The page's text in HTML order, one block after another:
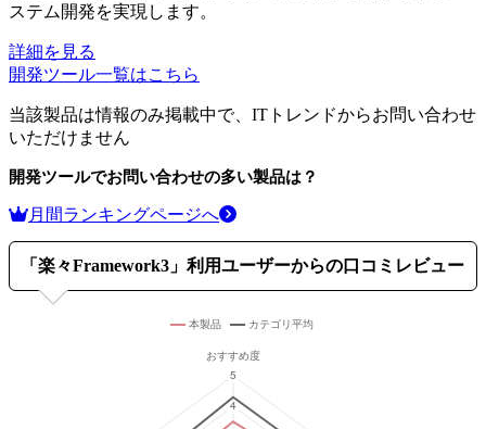
ステム開発を実現します。
詳細を見る
開発ツール一覧はこちら
当該製品は情報のみ掲載中で、ITトレンドからお問い合わせ
いただけません
開発ツールでお問い合わせの多い製品は？
月間ランキングページへ
「 楽々Framework3 」利用ユーザーからの口コミレビュー